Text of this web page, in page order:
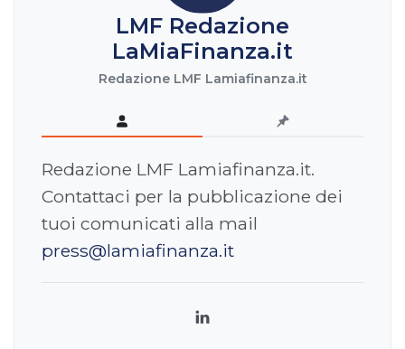
LMF Redazione
LaMiaFinanza.it
Redazione LMF Lamiafinanza.it
Redazione LMF Lamiafinanza.it.
Contattaci per la pubblicazione dei
tuoi comunicati alla mail
press@lamiafinanza.it
LinkedIn